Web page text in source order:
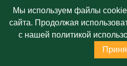
эффективности
И знаете, какой
Мы используем файлы
сайта. Продолжая
с нашей политикой